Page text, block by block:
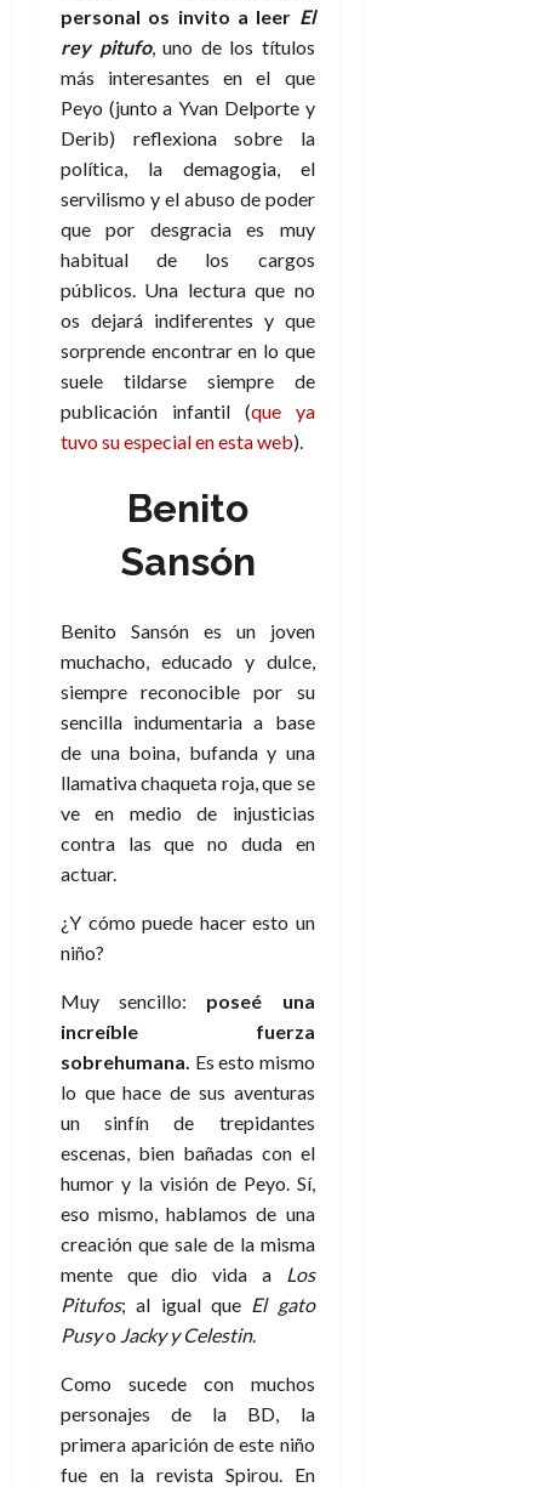
personal os invito a leer El
rey pitufo, uno de los títulos
más interesantes en el que
Peyo (junto a Yvan Delporte y
Derib) reflexiona sobre la
política, la demagogia, el
servilismo y el abuso de poder
que por desgracia es muy
habitual de los cargos
públicos. Una lectura que no
os dejará indiferentes y que
sorprende encontrar en lo que
suele tildarse siempre de
publicación infantil (que ya
tuvo su especial en esta web).
Benito
Sansón
Benito Sansón es un joven
muchacho, educado y dulce,
siempre reconocible por su
sencilla indumentaria a base
de una boina, bufanda y una
llamativa chaqueta roja, que se
ve en medio de injusticias
contra las que no duda en
actuar.
¿Y cómo puede hacer esto un
niño?
Muy sencillo: poseé una
increíble fuerza
sobrehumana. Es esto mismo
lo que hace de sus aventuras
un sinfín de trepidantes
escenas, bien bañadas con el
humor y la visión de Peyo. Sí,
eso mismo, hablamos de una
creación que sale de la misma
mente que dio vida a Los
Pitufos; al igual que El gato
Pusyo Jacky y Celestin.
Como sucede con muchos
personajes de la BD, la
primera aparición de este niño
fue en la revista Spirou. En